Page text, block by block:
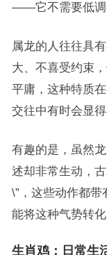
——它不需要低调,
属龙的人往往具
大、不喜受约束
平庸，这种特质
交往中有时会显得
有趣的是，虽然
述却非常生动，
\”，这些动作都带
能将这种气势转
生肖鸡：日常生